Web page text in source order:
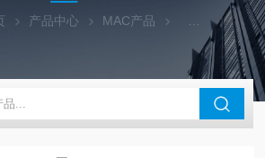
产品中心 MAC产品 MAC电磁阀